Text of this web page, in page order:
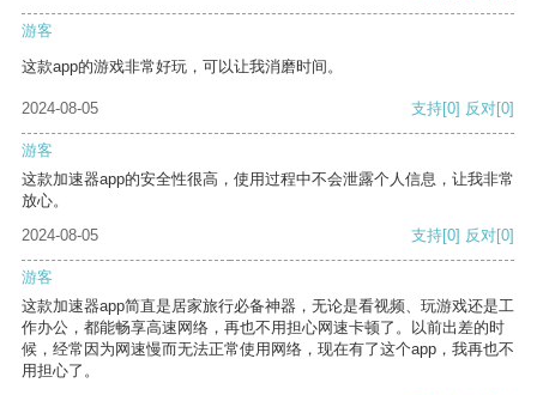
游客
这款app的游戏非常好玩，可以让我消磨时间。
2024-08-05 支持[0] 反对[0]
游客
这款加速器app的安全性很高，使用过程中不会泄露个人信息，让我非常
放心。
2024-08-05
支持[0] 反对[0]
游客
这款加速器app简直是居家旅行必备神器，无论是看视频、玩游戏还是工
作办公，都能畅享高速网络，再也不用担心网速卡顿了。以前出差的时
候，经常因为网速慢而无法正常使用网络，现在有了这个app，我再也不
用担心了。